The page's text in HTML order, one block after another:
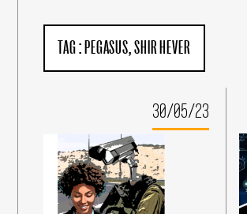
!
TAG : PEGASUS SHIR HEVER
30/05/23